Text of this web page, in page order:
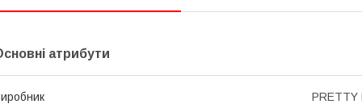
атрибути
PRETTY